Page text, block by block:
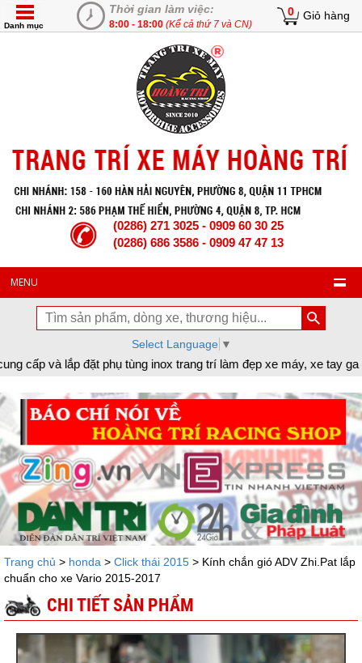
Thời gian làm việc:
8:00 - 18:00 (Kể cả thứ 7 và CN)
0 Giỏ hàng
Danh mục
(0286) 271 3025 - 0909 60 30 25
(0286) 686 3586 - 0909 47 47 13
MENU
Select Language ▼
trang trí làm đẹp xe máy, xe tay ga đời mới, tân trang xe máy,
Trang chủ > honda > Click thái 2015 > Kính chắn gió ADV Zhi.Pat lắp
chuẩn cho xe Vario 2015-2017
CHI TIẾT SẢN PHẨM